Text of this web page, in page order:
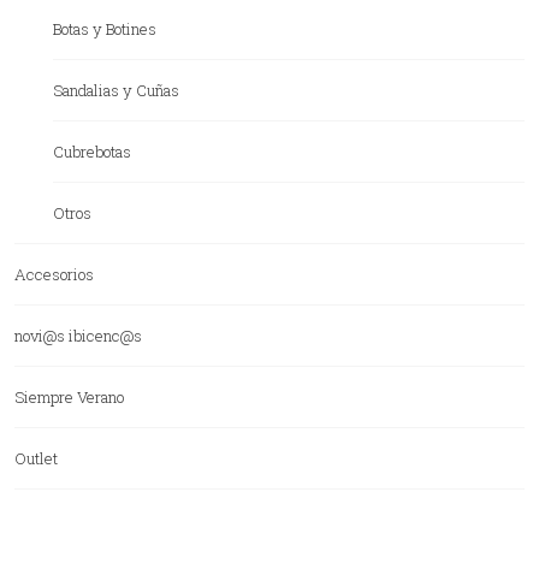
Botas y Botines
Sandalias y Cuñas
Cubrebotas
Otros
Accesorios
novi@s ibicenc@s
Siempre Verano
Outlet